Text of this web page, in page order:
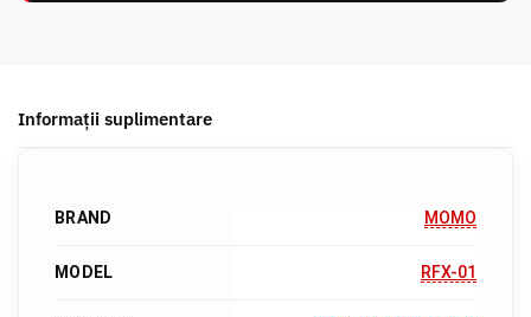
Informații suplimentare
BRAND MOMO
MODEL RFX-01